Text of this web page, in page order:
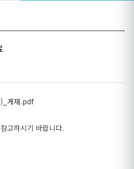
게재.pdf
고하시기 바랍니다.